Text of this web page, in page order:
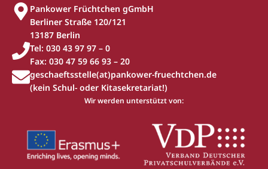
Pankower Früchtchen gGmbH
Berliner Straße 120/121
13187 Berlin
Tel: 030 43 97 97 – 0
Fax: 030 47 59 66 93 – 20
geschaeftsstelle(at)pankower-fruechtchen.de
(kein Schul- oder Kitasekretariat!)
Wir werden unterstützt von: